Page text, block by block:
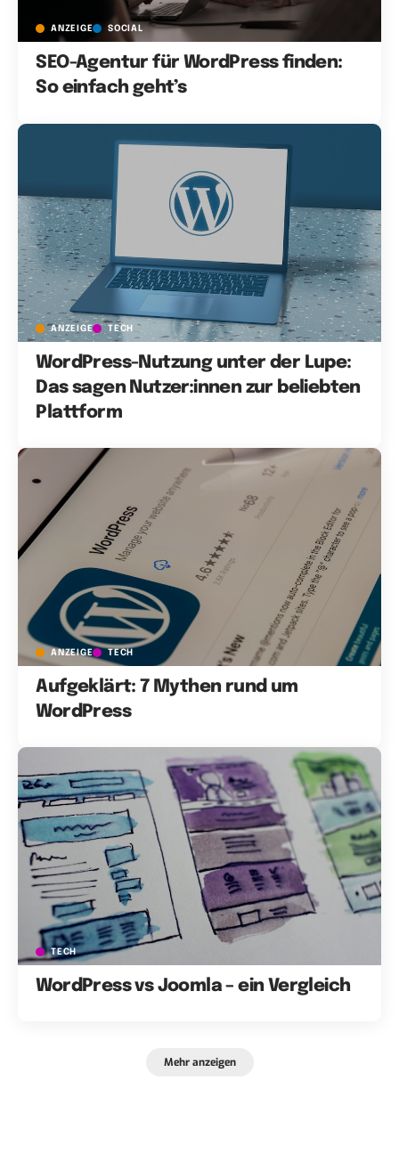
ANZEIGE SOCIAL
SEO-Agentur für WordPress finden:
So einfach geht’s
ANZEIGE TECH
WordPress-Nutzung unter der Lupe:
Das sagen Nutzer:innen zur beliebten
Plattform
ANZEIGE TECH
Aufgeklärt: 7 Mythen rund um
WordPress
TECH
WordPress vs Joomla – ein Vergleich
Mehr anzeigen